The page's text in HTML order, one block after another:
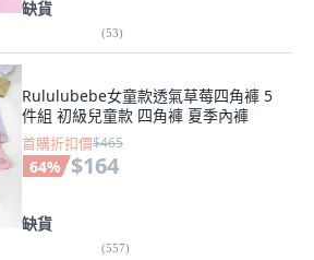
缺貨
(53)
Rululubebe女童款透氣草莓四角褲 5
件組 初級兒童款 四角褲 夏季內褲
首購折扣價$465
64% $164
缺貨
(557)